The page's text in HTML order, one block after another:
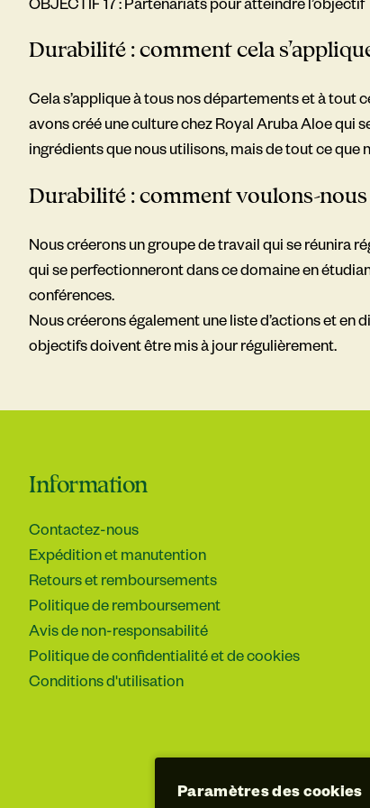
Durabilité :comment cela
Cela s’applique à tous nos départements et à tout
avons créé une culture chez Royal Aruba Aloe qui
ingrédients que nous utilisons, mais de tout ce que
Durabilité :comment voulons-
Nous créerons un groupe de travail qui se réunira
quise perfectionneront dans ce domaine en
conférences.
Nous créerons également une liste d’actions et
objectifs doivent être mis à jour régulièrement.
Information
Contactez-nous
Expédition et manutention
Retours et remboursements
Politique de remboursement
Avis de non-responsabilité
Politique de confidentialité et de cookies
Conditions d'utilisation
Paramètres des cookies